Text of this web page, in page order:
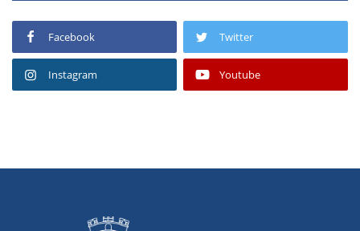
Facebook Twitter
Instagram Youtube